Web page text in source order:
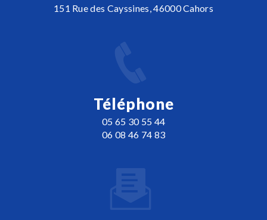
151 Rue des Cayssines, 46000 Cahors
Téléphone
05 65 30 55 44
06 08 46 74 83